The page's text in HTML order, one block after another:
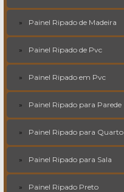
Painel Ripado de Madeira
Painel Ripado de Pvc
Painel Ripado em Pvc
Painel Ripado para Parede
Painel Ripado para Quarto
Painel Ripado para Sala
Painel Ripado Preto